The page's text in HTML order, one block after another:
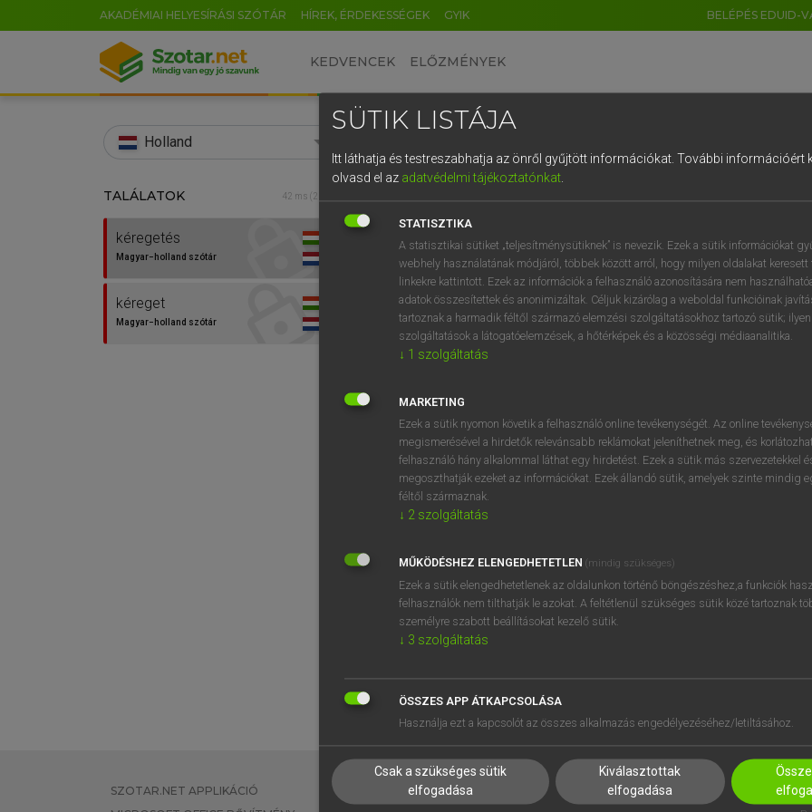
AKADÉMIAI HELYESÍRÁSI SZÓTÁR HÍREK, ÉRDEKESSÉGEK GYIK BELÉPÉS EDUID-
KEDVENCEK ELŐZMÉNYEK
Holland
TALÁLATOK 42 ms (2 db)
kéregetés
Magyar−holland szótár
kéreget
Magyar−holland szótár
Magyar−holland szótár
VAN ELŐFIZETÉSED?
megtekintéséhez.
BELÉPÉS
próbaverziójának
regisztrálok ésbelépek.
REGISZTRÁCIÓ
SZOTAR.NET APPLIKÁCIÓ
EGYÉNI FELHASZNÁLÓKNAK
SÚGÓ
SÜTIK LISTÁJA
Itt láthatja és testreszabhatja az önről gyűjtött információkat. További információért
olvasd el az adatvédelmi tájékoztatónkat.
STATISZTIKA
A statisztikai sütiket „teljesítménysütiknek” is nevezik. Ezek a sütik információkat
webhely használatának módjáról, többek között arról, hogy milyen oldalakat keresett
linkekre kattintott. Ezek az információk a felhasználó azonosítására nem
adatok összesítettek és anonimizáltak. Céljuk kizárólag a weboldal funkcióinak
tartoznak a harmadik féltől származó elemzési szolgáltatásokhoz tartozó sütik;
szolgáltatások a látogatóelemzések, a hőtérképek és a közösségi médiaanalitika.
↓ 1 szolgáltatás
MARKETING
Ezek a sütik nyomon követik a felhasználó online tevékenységét. Az online
megismerésével a hirdetők relevánsabb reklámokat jeleníthetnek meg, és
felhasználó hány alkalommal láthat egy hirdetést. Ezek a sütik más szervezetekkel
megoszthatják ezeket az információkat. Ezek állandó sütik, amelyek szinte mindig
féltől származnak.
↓ 2 szolgáltatás
MŰKÖDÉSHEZ ELENGEDHETETLEN (mindig szükséges)
Ezek a sütik elengedhetetlenek az oldalunkon történő böngészéshez,a funkciók
felhasználók nem tilthatják le azokat. A feltétlenül szükséges sütik közé tartoznak
személyre szabott beállításokat kezelő sütik.
↓ 3 szolgáltatás
ÖSSZES APP ÁTKAPCSOLÁSA
Használja ezt a kapcsolót az összes alkalmazás engedélyezéséhez/letiltásához.
Csak a szükséges sütik
elfogadása
Kiválasztottak
elfogadása
EN HU DE CN FR ES IT NL
0 1 2 3 4 5 6 7 8 9
q w e r t z u i
a s d f g h j k l é
í y x c v b n m , .